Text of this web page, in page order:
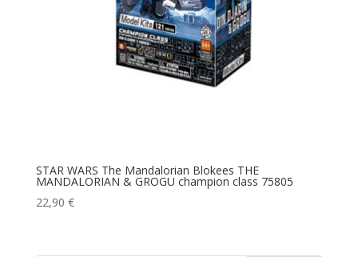
STAR WARS The Mandalorian Blokees THE
MANDALORIAN & GROGU champion class 75805
22,90 €